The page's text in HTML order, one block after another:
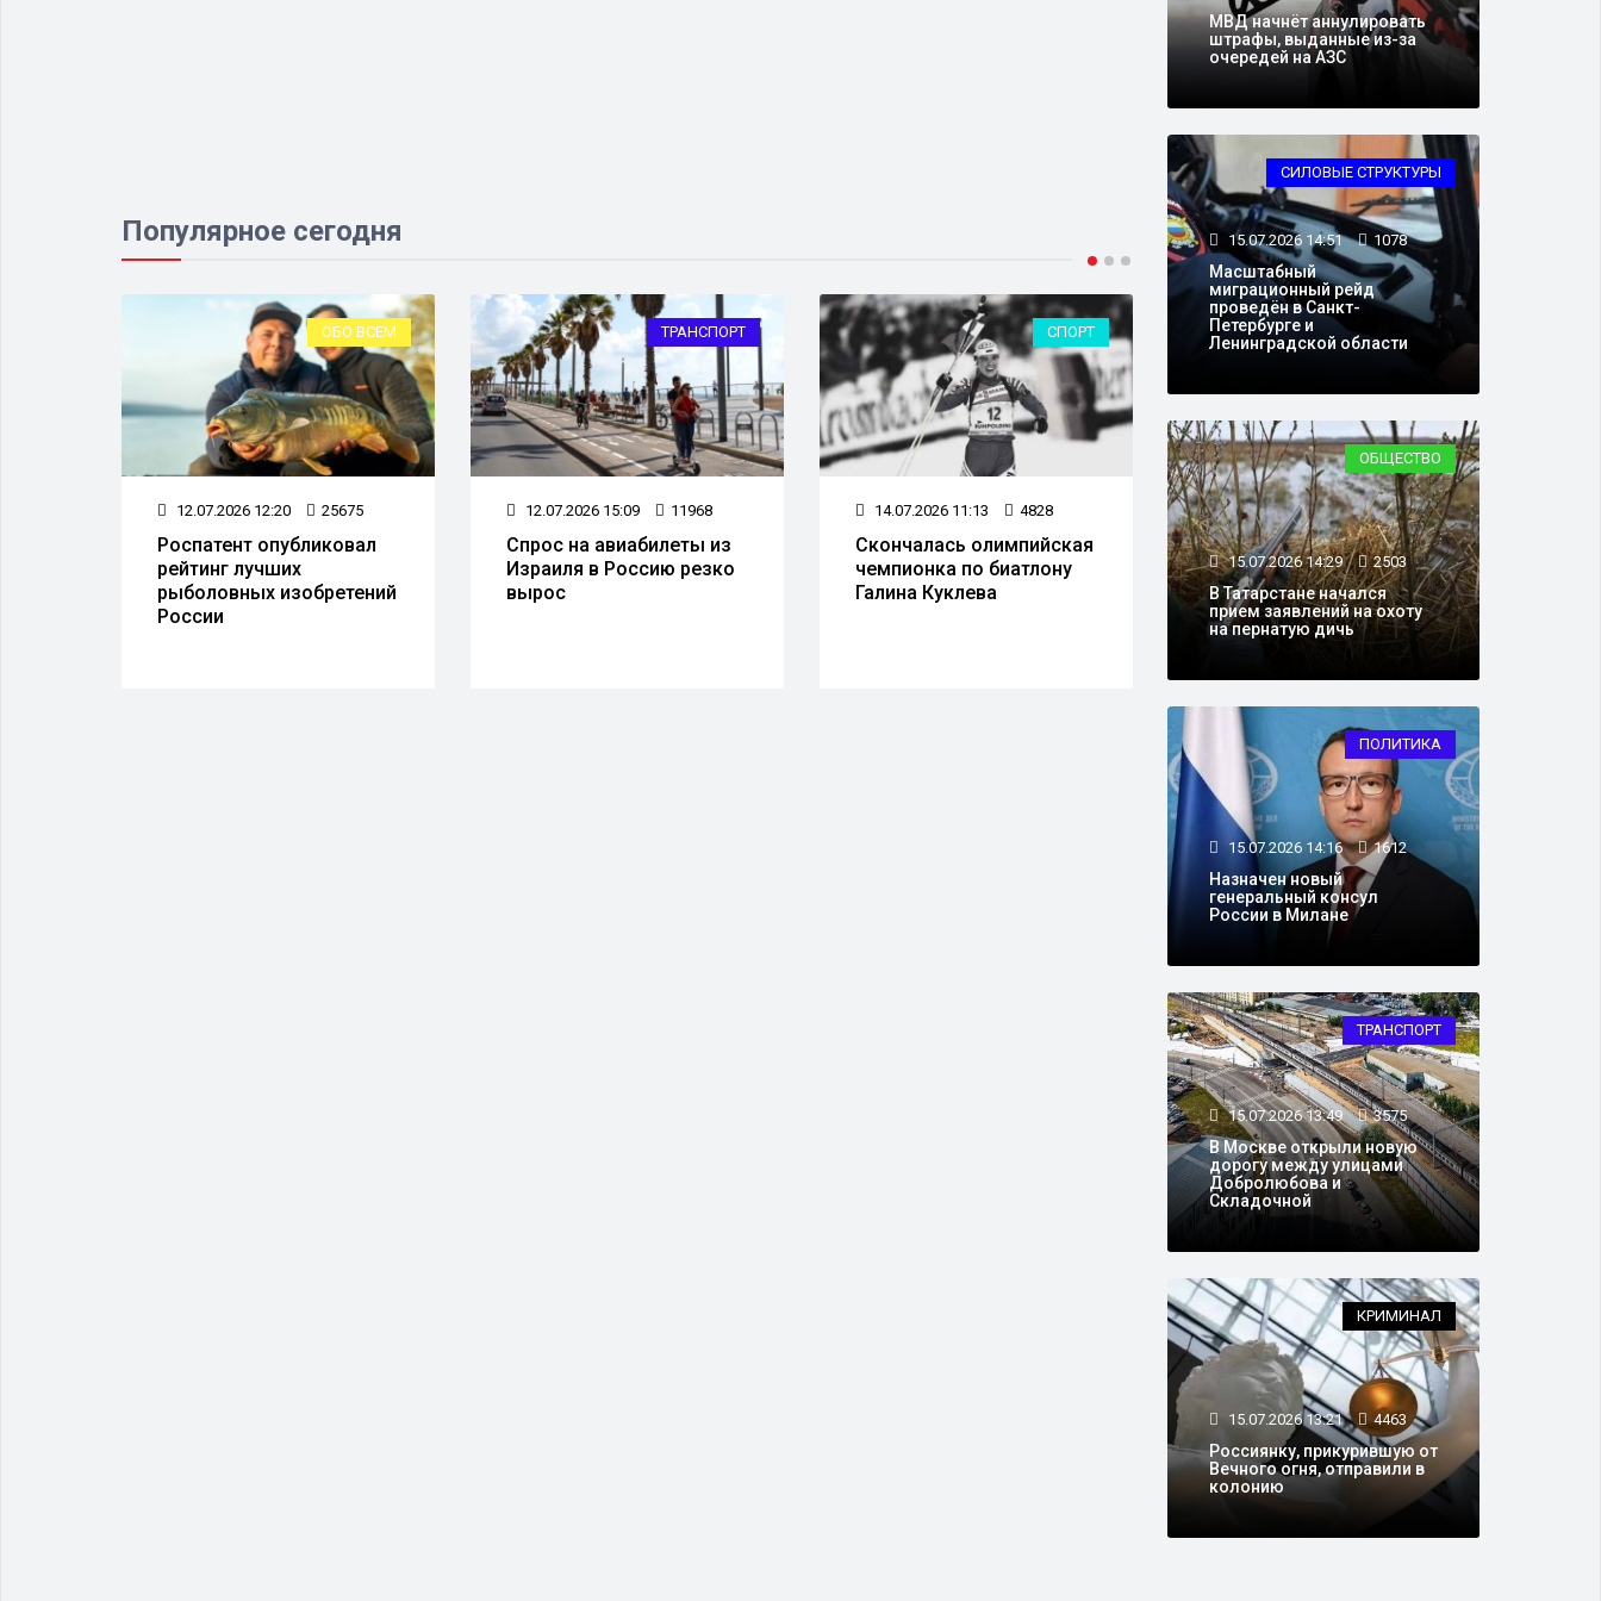
Популярное сегодня
ОБО ВСЕМ
12.07.2026 12:20 25675
Роспатент опубликовал
рейтинг лучших
рыболовных изобретений
России
ТРАНСПОРТ
12.07.2026 15:09 11968
Спрос на авиабилеты из
Израиля в Россию резко
вырос
СПОРТ
14.07.2026 11:13 4828
Скончалась олимпийская
чемпионка по биатлону
Галина Куклева
РЕЛИГИЯ
13.07.2026 14:14 4668
Путин предоставил
российское гражданство
епископу Спиридону и
протоиерею Бойкову
МВД начнёт аннулировать
штрафы, выданные из-за
очередей на АЗС
СИЛОВЫЕ СТРУКТУРЫ
15.07.2026 14:51 1078
Масштабный
миграционный рейд
проведён в Санкт-
Петербурге и
Ленинградской области
ОБЩЕСТВО
15.07.2026 14:29 2503
В Татарстане начался
прием заявлений на охоту
на пернатую дичь
ПОЛИТИКА
15.07.2026 14:16 1612
Назначен новый
генеральный консул
России в Милане
ТРАНСПОРТ
15.07.2026 13:49 3575
В Москве открыли новую
дорогу между улицами
Добролюбова и
Складочной
КРИМИНАЛ
15.07.2026 13:21 4463
Россиянку, прикурившую от
Вечного огня, отправили в
колонию